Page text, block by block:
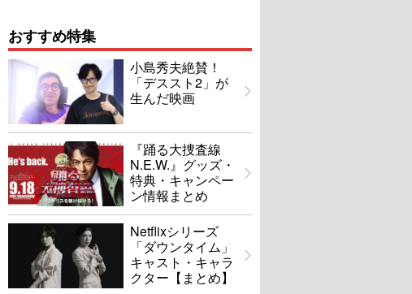
おすすめ特集
小島秀夫絶賛！
「デススト2」が
生んだ映画
『踊る大捜査線
N.E.W.』グッズ・
特典・キャンペー
ン情報まとめ
Netflixシリーズ
「ダウンタイム」
キャスト・キャラ
クター【まとめ】